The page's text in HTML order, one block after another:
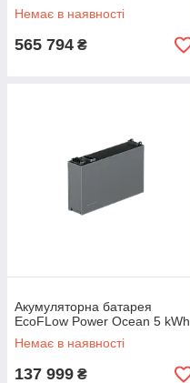
Немає в наявності
565 794 ₴
Акумуляторна батарея
EcoFLow Power Ocean 5 kWh
Немає в наявності
137 999 ₴